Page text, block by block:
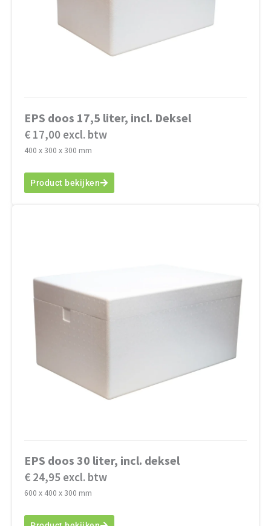
EPS doos 17,5 liter, incl. Deksel
€ 17,00 excl. btw
400 x 300 x 300 mm
Product bekijken
EPS doos 30 liter, incl. deksel
€ 24,95 excl. btw
600 x 400 x 300 mm